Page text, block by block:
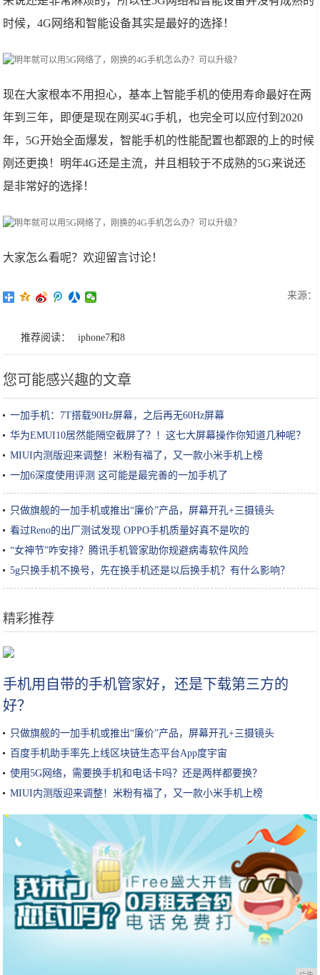
时候，4G网络和智能设备其实是最好的选择！
现在大家根本不用担心，基本上智能手机的使用寿命最好在两
年到三年，即便是现在刚买4G手机，也完全可以应付到2020
年，5G开始全面爆发，智能手机的性能配置也都跟的上的时候
刚还更换！明年4G还是主流，并且相较于不成熟的5G来说还
是非常好的选择！
大家怎么看呢？欢迎留言讨论！
来源：
推荐阅读： iphone7和8
您可能感兴趣的文章
一加手机：7T搭载90Hz屏幕，之后再无60Hz屏幕
华为EMUI10居然能隔空截屏了？！这七大屏幕操作你知道几种呢？
MIUI内测版迎来调整！米粉有福了，又一款小米手机上榜
一加6深度使用评测 这可能是最完善的一加手机了
只做旗舰的一加手机或推出“廉价”产品，屏幕开孔+三摄镜头
看过Reno的出厂测试发现 OPPO手机质量好真不是吹的
“女神节”咋安排？腾讯手机管家助你规避病毒软件风险
5g只换手机不换号，先在换手机还是以后换手机？有什么影响？
精彩推荐
手机用自带的手机管家好，还是下载第三方的
好？
只做旗舰的一加手机或推出“廉价”产品，屏幕开孔+三摄镜头
百度手机助手率先上线区块链生态平台App度宇宙
使用5G网络，需要换手机和电话卡吗？还是两样都要换？
MIUI内测版迎来调整！米粉有福了，又一款小米手机上榜